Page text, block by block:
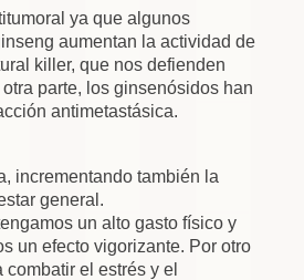
ya que algunos
aumentan la actividad de
killer, que nos defienden
parte, los ginsenósidos han
antimetastásica.
incrementando también la
general.
un alto gasto físico y
un efecto vigorizante. Por otro
combatir el estrés y el